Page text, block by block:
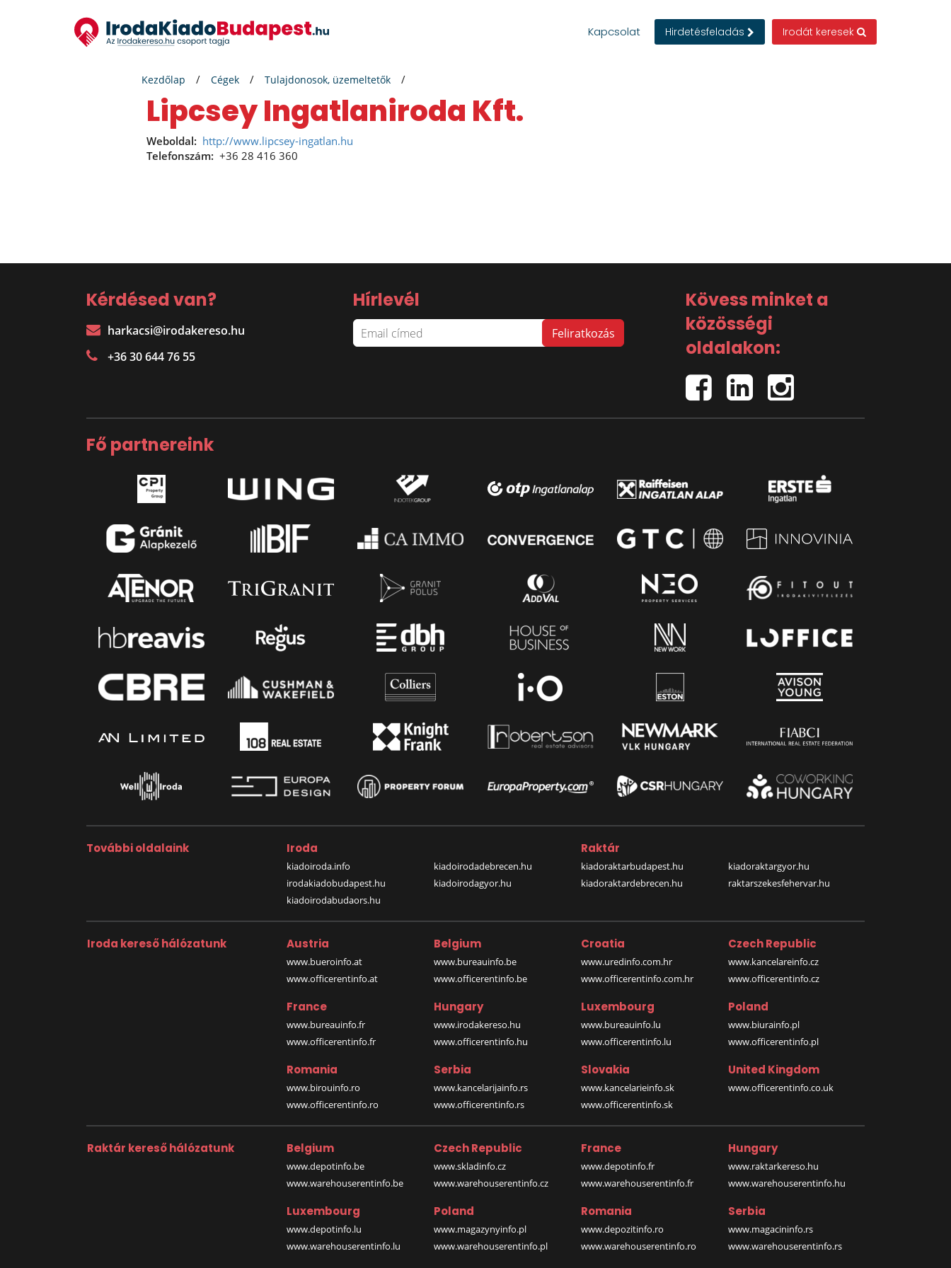
Kapcsolat Hirdetésfeladás Irodát keresek
Kezdőlap Cégek Tulajdonosok, üzemeltetők
Lipcsey Ingatlaniroda Kft.
Weboldal: http://www.lipcsey-ingatlan.hu
Telefonszám: +36 28 416 360
Kérdésed van?
harkacsi@irodakereso.hu
+36 30 644 76 55
Hírlevél
Kövess minket a
közösségi
oldalakon:
Fő partnereink
További oldalaink Iroda
kiadoiroda.info
irodakiadobudapest.hu
kiadoirodabudaors.hu
kiadoirodadebrecen.hu
kiadoirodagyor.hu
Raktár
kiadoraktarbudapest.hu
kiadoraktardebrecen.hu
kiadoraktargyor.hu
raktarszekesfehervar.hu
Iroda kereső hálózatunk Austria
www.bueroinfo.at
www.officerentinfo.at
Belgium
www.bureauinfo.be
www.officerentinfo.be
Croatia
www.uredinfo.com.hr
www.officerentinfo.com.hr
Czech Republic
www.kancelareinfo.cz
www.officerentinfo.cz
France
www.bureauinfo.fr
www.officerentinfo.fr
Hungary
www.irodakereso.hu
www.officerentinfo.hu
Luxembourg
www.bureauinfo.lu
www.officerentinfo.lu
Poland
www.biurainfo.pl
www.officerentinfo.pl
Romania
www.birouinfo.ro
www.officerentinfo.ro
Serbia
www.kancelarijainfo.rs
www.officerentinfo.rs
Slovakia
www.kancelarieinfo.sk
www.officerentinfo.sk
United Kingdom
www.officerentinfo.co.uk
Raktár kereső hálózatunk Belgium
www.depotinfo.be
www.warehouserentinfo.be
Czech Republic
www.skladinfo.cz
www.warehouserentinfo.cz
France
www.depotinfo.fr
www.warehouserentinfo.fr
Hungary
www.raktarkereso.hu
www.warehouserentinfo.hu
Luxembourg
www.depotinfo.lu
www.warehouserentinfo.lu
Poland
www.magazynyinfo.pl
www.warehouserentinfo.pl
Romania
www.depozitinfo.ro
www.warehouserentinfo.ro
Serbia
www.magacininfo.rs
www.warehouserentinfo.rs